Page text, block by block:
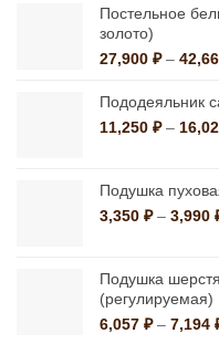
Постельное
золото)
27,900 ₽ –
Пододеяльник
11,250 ₽ –
Подушка
3,350 ₽ – 3,990
Подушка
(регулируемая)
6,057 ₽ – 7,194